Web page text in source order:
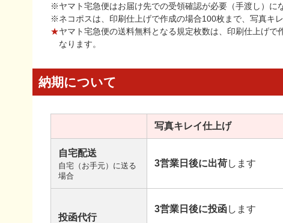
※ヤマト宅急便はお届け先での受領確認が必要（手渡し）に
※ネコポスは、印刷仕上げで作成の場合100枚まで、写真キ
★ヤマト宅急便の送料無料となる規定枚数は、印刷仕上げ
なります。
納期について
写真キレイ仕上げ
自宅配送
自宅（お手元）に送る
場合
3営業日後に出荷します
投函代行
3営業日後に投函します